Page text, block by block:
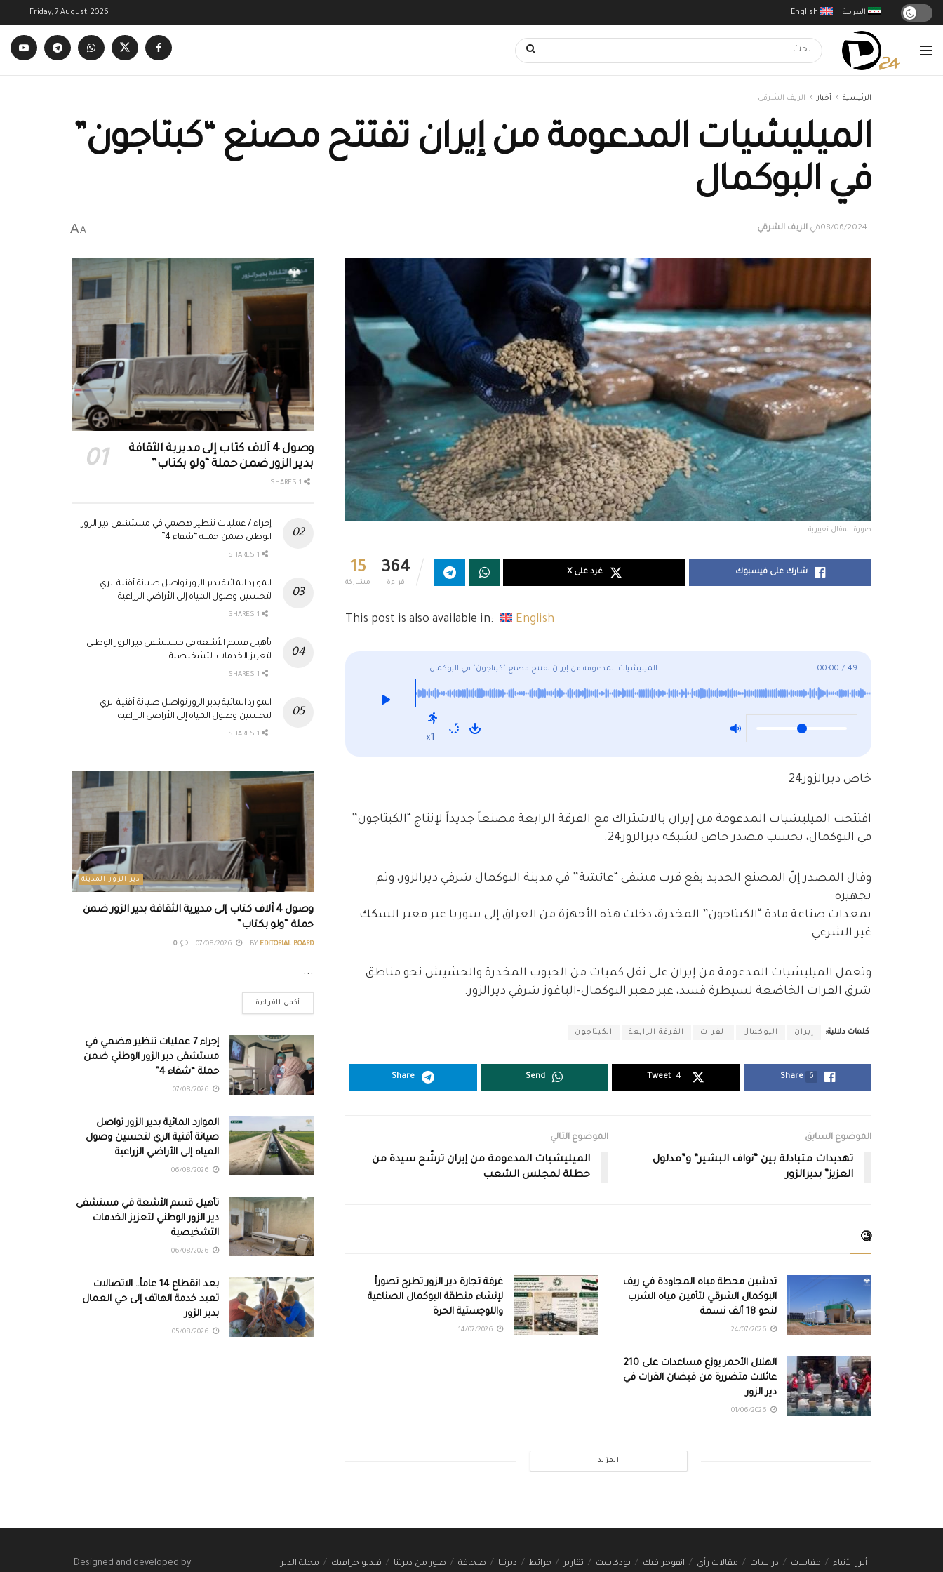
English العربية Friday, 7 August, 2026
الرئيسية أخبار الريف الشرقي
الميليشيات المدعومة من إيران تفتتح مصنع “كبتاجون”
في البوكمال
08/06/2024في الريف الشرقي A
A
صورة المقال تعبيرية
15
مشاركة
364
قراءة
شارك على فيسبوك غرد على X
This post is also available in: English
الميليشيات المدعومة من إيران تفتتح مصنع "كبتاجون" في البوكمال 00:00 / 49
x1
خاص ديرالزور24
افتتحت الميليشيات المدعومة من إيران بالاشتراك مع الفرقة الرابعة مصنعاً جديداً لإنتاج “الكبتاجون”
في البوكمال، بحسب مصدر خاص لشبكة ديرالزور24.
وقال المصدر إنّ المصنع الجديد يقع قرب مشفى “عائشة” في مدينة البوكمال شرقي ديرالزور، وتم
تجهيزه
بمعدات صناعة مادة “الكبتاجون” المخدرة، دخلت هذه الأجهزة من العراق إلى سوريا عبر معبر السكك
غير الشرعي.
وتعمل الميليشيات المدعومة من إيران على نقل كميات من الحبوب المخدرة والحشيش نحو مناطق
شرق الفرات الخاضعة لسيطرة قسد، عبر معبر البوكمال-الباغوز شرقي ديرالزور.
كلمات دلالية: إيران البوكمال الفرات الفرقة الرابعة الكبتاجون
Share 6
Tweet 4
Send
Share
الموضوع السابق
تهديدات متبادلة بين “نواف البشير” و”مدلول
العزيز” بديرالزور
الموضوع التالي
الميليشيات المدعومة من إيران ترشّح سيدة من
حطلة لمجلس الشعب
🧐
تدشين محطة مياه المجاودة في ريف
البوكمال الشرقي لتأمين مياه الشرب
لنحو 18 ألف نسمة
غرفة تجارة دير الزور تطرح تصوراً
لإنشاء منطقة البوكمال الصناعية
واللوجستية الحرة
الهلال الأحمر يوزع مساعدات على 210
عائلات متضررة من فيضان الفرات في
دير الزور
المزيد
وصول 4 آلاف كتاب إلى مديرية الثقافة
بدير الزور ضمن حملة “ولو بكتاب”
إجراء 7 عمليات تنظير هضمي في مستشفى دير الزور
الوطني ضمن حملة “شفاء 4”
الموارد المائية بدير الزور تواصل صيانة أقنية الري
لتحسين وصول المياه إلى الأراضي الزراعية
تأهيل قسم الأشعة في مستشفى دير الزور الوطني
لتعزيز الخدمات التشخيصية
الموارد المائية بدير الزور تواصل صيانة أقنية الري
لتحسين وصول المياه إلى الأراضي الزراعية
دير الزور المدينة
وصول 4 آلاف كتاب إلى مديرية الثقافة بدير الزور ضمن
حملة “ولو بكتاب”
BY EDITORIAL BOARD
0
...
أكمل القراءة
إجراء 7 عمليات تنظير هضمي في
مستشفى دير الزور الوطني ضمن
حملة “شفاء 4”
الموارد المائية بدير الزور تواصل
صيانة أقنية الري لتحسين وصول
المياه إلى الأراضي الزراعية
تأهيل قسم الأشعة في مستشفى
دير الزور الوطني لتعزيز الخدمات
التشخيصية
بعد انقطاع 14 عاماً.. الاتصالات
تعيد خدمة الهاتف إلى حي العمال
بدير الزور
أبرز الأنباء مقابلات دراسات مقالات رأي انفوجرافيك بودكاست تقارير خرائط ديرتنا صحافة صور من ديرتنا فيديو جرافيك مجلة الدير Designed and developed by